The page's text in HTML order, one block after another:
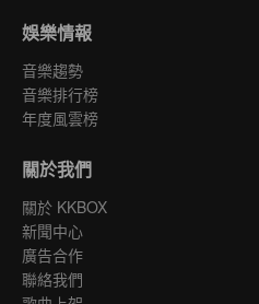
娛樂情報
音樂趨勢
音樂排行榜
年度風雲榜
關於我們
關於 KKBOX
新聞中心
廣告合作
聯絡我們